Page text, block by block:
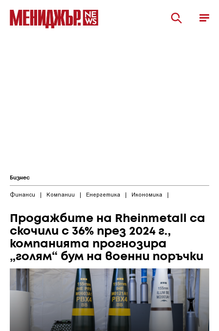
Бизнес
Финанси | Компании | Енергетика | Икономика |
Продажбите на Rheinmetall са
скочили с 36% през 2024 г.,
компанията прогнозира
„голям“ бум на военни поръчки